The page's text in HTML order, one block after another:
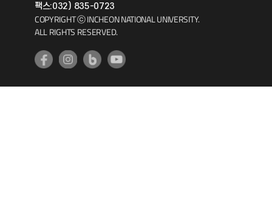
기초교육원
팩스:032) 835-0723
COPYRIGHT ⓒ INCHEON NATIONAL UNIVERSITY.
ALL RIGHTS RESERVED.